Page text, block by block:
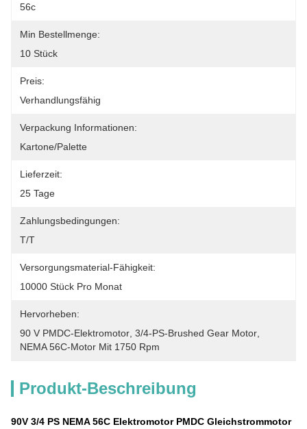
56c
Min Bestellmenge:
10 Stück
Preis:
Verhandlungsfähig
Verpackung Informationen:
Kartone/Palette
Lieferzeit:
25 Tage
Zahlungsbedingungen:
T/T
Versorgungsmaterial-Fähigkeit:
10000 Stück Pro Monat
Hervorheben:
90 V PMDC-Elektromotor 3/4-PS-Brushed Gear Motor
NEMA 56C-Motor Mit 1750 Rpm
Produkt-Beschreibung
90V 3/4 PS NEMA 56C Elektromotor PMDC Gleichstrommotor